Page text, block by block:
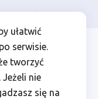
ułatwić
serwisie.
tworzyć
nie
się na
Menu
top
left